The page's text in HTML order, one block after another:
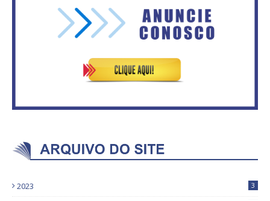
IFB abre inscrições para mais de
fazendo o dever de casa, disse
Bolsonaro sobre Previdência
2023 3